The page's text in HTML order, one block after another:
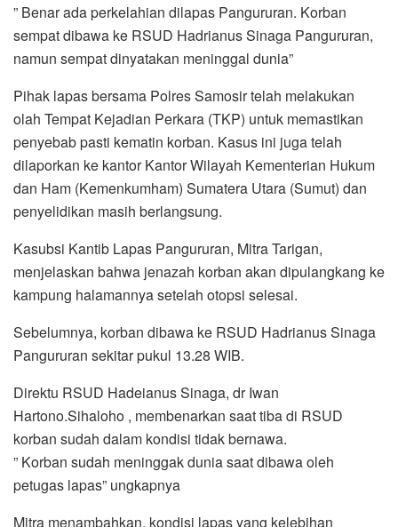
” Benar ada perkelahian dilapas Pangururan. Korban
sempat dibawa ke RSUD Hadrianus Sinaga Pangururan,
namun sempat dinyatakan meninggal dunia”
Pihak lapas bersama Polres Samosir telah melakukan
olah Tempat Kejadian Perkara (TKP) untuk memastikan
penyebab pasti kematin korban. Kasus ini juga telah
dilaporkan ke kantor Kantor Wilayah Kementerian Hukum
dan Ham (Kemenkumham) Sumatera Utara (Sumut) dan
penyelidikan masih berlangsung.
Kasubsi Kantib Lapas Pangururan, Mitra Tarigan,
menjelaskan bahwa jenazah korban akan dipulangkang ke
kampung halamannya setelah otopsi selesai.
Sebelumnya, korban dibawa ke RSUD Hadrianus Sinaga
Pangururan sekitar pukul 13.28 WIB.
Direktu RSUD Hadeianus Sinaga, dr Iwan
Hartono.Sihaloho , membenarkan saat tiba di RSUD
korban sudah dalam kondisi tidak bernawa.
” Korban sudah meninggak dunia saat dibawa oleh
petugas lapas” ungkapnya
Mitra menambahkan, kondisi lapas yang kelebihan